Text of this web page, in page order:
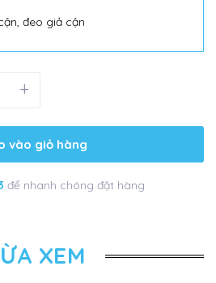
đeo giả cận
+
vào giỏ hàng
để nhanh chóng đặt hàng
XEM